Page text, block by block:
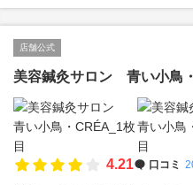
店舗公式
美容鍼灸サロン 青い小鳥
4.21 口コミ